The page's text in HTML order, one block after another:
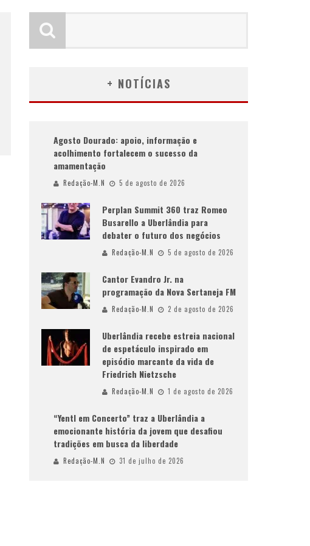
+ NOTÍCIAS
Agosto Dourado: apoio, informação e
acolhimento fortalecem o sucesso da
amamentação
Redação-M.N 5 de agosto de 2026
Perplan Summit 360 traz Romeo
Busarello a Uberlândia para
debater o futuro dos negócios
Redação-M.N 5 de agosto de 2026
Cantor Evandro Jr. na
programação da Nova Sertaneja FM
Redação-M.N 2 de agosto de 2026
Uberlândia recebe estreia nacional
de espetáculo inspirado em
episódio marcante da vida de
Friedrich Nietzsche
Redação-M.N 1 de agosto de 2026
“Yentl em Concerto” traz a Uberlândia a
emocionante história da jovem que desafiou
tradições em busca da liberdade
Redação-M.N 31 de julho de 2026